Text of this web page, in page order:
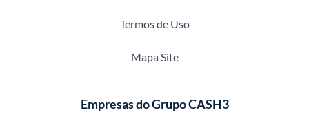
Termos de Uso
Mapa Site
Empresas do Grupo CASH3